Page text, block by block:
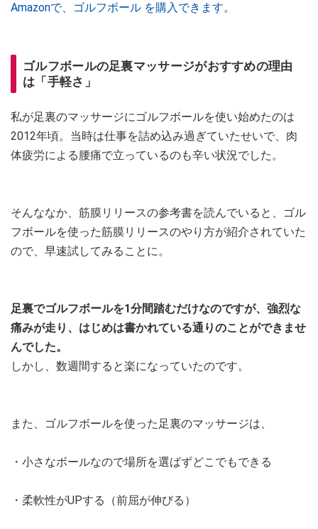
Amazonで、ゴルフボール を購入できます。
ゴルフボールの足裏マッサージがおすすめの理由
は「手軽さ」
私が足裏のマッサージにゴルフボールを使い始めたのは
2012年頃。当時は仕事を詰め込み過ぎていたせいで、肉
体疲労による腰痛で立っているのも辛い状況でした。
そんななか、筋膜リリースの参考書を読んでいると、ゴル
フボールを使った筋膜リリースのやり方が紹介されていた
ので、早速試してみることに。
足裏でゴルフボールを1分間踏むだけなのですが、強烈な
痛みが走り、はじめは書かれている通りのことができませ
んでした。
しかし、数週間すると楽になっていたのです。
また、ゴルフボールを使った足裏のマッサージは、
・小さなボールなので場所を選ばずどこでもできる
・柔軟性がUPする（前屈が伸びる）